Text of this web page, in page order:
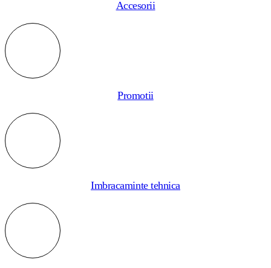
Accesorii
Promotii
Imbracaminte tehnica